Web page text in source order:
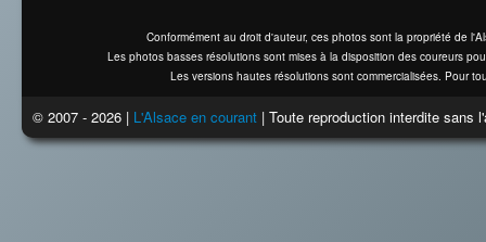
Conformément au droit d'auteur, ces photos sont la propriété de
Les photos basses résolutions sont mises à la disposition des coureurs
Les versions hautes résolutions sont commercialisées. Pour
© 2007 - 2026 | L'Alsace en courant | Toute reproduction interdite sans